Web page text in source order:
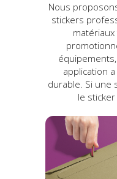
Nous
stickers
application
durable. Si une
le